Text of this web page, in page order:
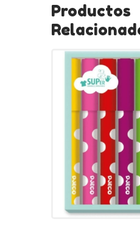
Productos